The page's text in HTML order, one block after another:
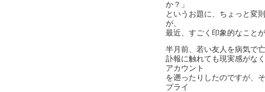
か？」
というお題に、ちょっと変
が、
最近、すごく印象的なこと
半月前、若い友人を病気で
訃報に触れても現実感がな
アカウント
を遡ったりしたのですが、
プライ